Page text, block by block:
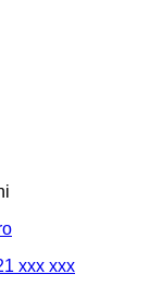
xxx xxx